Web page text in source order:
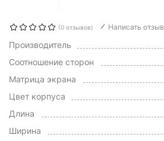
(0 отзывов) Написать отзыв
Производитель
Соотношение сторон
Матрица экрана
Цвет корпуса
Длина
Ширина